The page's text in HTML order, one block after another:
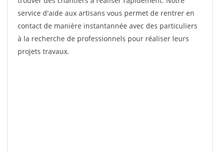
service d'aide aux artisans vous permet de rentrer en
contact de manière instantannée avec des particuliers
à la recherche de professionnels pour réaliser leurs
projets travaux.